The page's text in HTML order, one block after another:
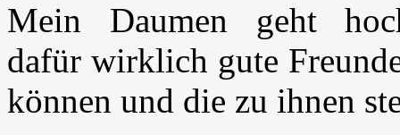
Mein Daumen geht
dafür wirklich gute
können und die zu ihnen